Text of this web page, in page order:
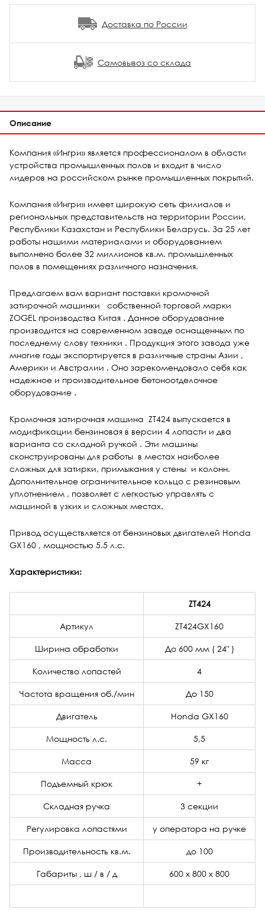
Доставка по России
Самовывоз со склада
Описание
Компания «Ингри» является профессионалом в области
устройства промышленных полов и входит в число
лидеров на российском рынке промышленных покрытий.
Компания «Ингри» имеет широкую сеть филиалов и
региональных представительств на территории России,
Республики Казахстан и Республики Беларусь. За 25 лет
работы нашими материалами и оборудованием
выполнено более 32 миллионов кв.м. промышленных
полов в помещениях различного назначения.
Предлагаем вам вариант поставки кромочной
затирочной машинки собственной торговой марки
ZOGEL производства Китая . Данное оборудование
производится на современном заводе оснащенным по
последнему слову техники . Продукция этого завода уже
многие годы экспортируется в различные страны Азии ,
Америки и Австралии . Оно зарекомендовало себя как
надежное и производительное бетоноотделочное
оборудование .
Кромочная затирочная машина ZT424 выпускается в
модификации бензиновая в версии 4 лопасти и два
варианта со складной ручкой . Эти машины
сконструированы для работы в местах наиболее
сложных для затирки, примыкания у стены и колонн.
Дополнительное ограничительное кольцо с резиновым
уплотнением , позволяет с легкостью управлять с
машиной в узких и сложных местах.
Привод осуществляется от бензиновых двигателей Honda
GX160 , мощностью 5.5 л.с.
Характеристики:
ZT424
Артикул
ZT424GX160
Ширина обработки
До 600 мм ( 24" )
Количество лопастей
4
Частота вращения об./мин
До 150
Двигатель
Honda GX160
Мощность л.с.
5,5
Масса
59 кг
Подъемный крюк
+
Складная ручка
3 секции
Регулировка лопастями
у оператора на ручке
Производительность кв.м.
до 100
Габариты , ш / в / д
600 х 800 х 800